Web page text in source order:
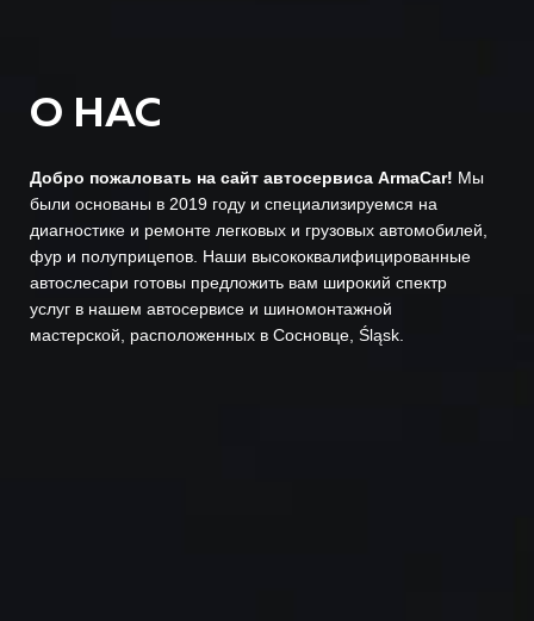
О НАС
Добро пожаловать на сайт автосервиса ArmaCar! Мы
были основаны в 2019 году и специализируемся на
диагностике и ремонте легковых и грузовых автомобилей,
фур и полуприцепов. Наши высококвалифицированные
автослесари готовы предложить вам широкий спектр
услуг в нашем автосервисе и шиномонтажной
мастерской, расположенных в Сосновце, Śląsk.